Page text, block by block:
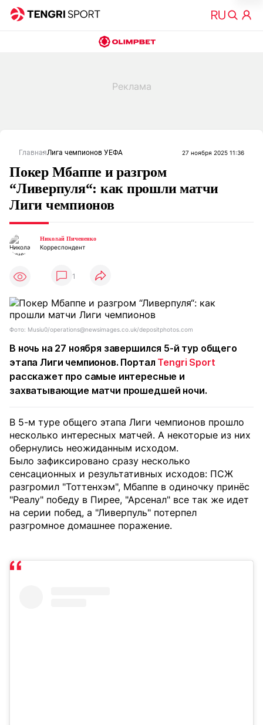
ГлавнаяЛига чемпионов УЕФА 27 ноября 2025 11:36
Покер Мбаппе и разгром
“Ливерпуля“: как прошли матчи
Лиги чемпионов
Николай Пичененко
Корреспондент
1
Фото: Musiu0/operations@newsimages.co.uk/depositphotos.com
В ночь на 27 ноября завершился 5-й тур общего
этапа Лиги чемпионов. Портал Tengri Sport
расскажет про самые интересные и
захватывающие матчи прошедшей ночи.
В 5-м туре общего этапа Лиги чемпионов прошло
несколько интересных матчей. А некоторые из них
обернулись неожиданным исходом.
Было зафиксировано сразу несколько
сенсационных и результативных исходов: ПСЖ
разгромил "Тоттенхэм", Мбаппе в одиночку принёс
"Реалу" победу в Пирее, "Арсенал" все так же идет
на серии побед, а "Ливерпуль" потерпел
разгромное домашнее поражение.